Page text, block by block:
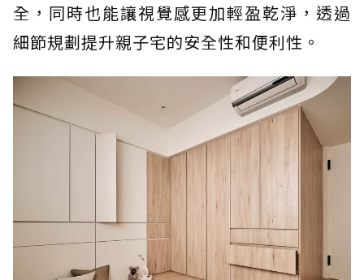
全，同時也能讓視覺感更加輕盈乾淨，透過
細節規劃提升親子宅的安全性和便利性。